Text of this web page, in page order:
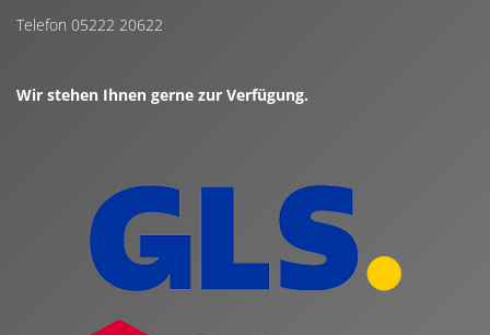
Telefon 05222 20622
Wir stehen Ihnen gerne zur Verfügung.